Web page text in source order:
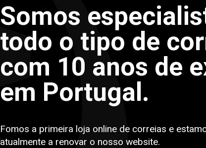
Somos
todo o tipo de
com 10 anos de
em Portugal.
Fomos a primeira loja online de correias e
atualmente a renovar o nosso website.